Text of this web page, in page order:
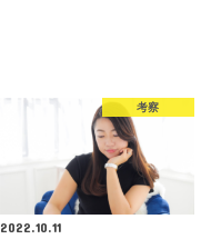
考察
2022.10.11